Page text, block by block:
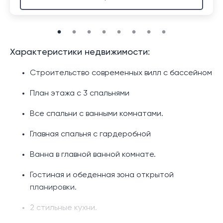
Характеристики недвижимости:
Строительство современных вилл с бассейном
План этажа с 3 спальнями
Все спальни с ванными комнатами.
Главная спальня с гардеробной
Ванна в главной ванной комнате.
Гостиная и обеденная зона открытой
планировки.
2 стильные кухни.